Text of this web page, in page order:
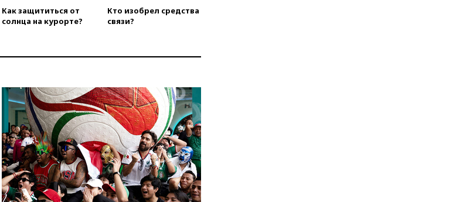
вчера, 20:00 СК возбудил дело
России
фигуристкам Валиевой и
Трусовой
вчера, 19:35Зеленский
впервые совершил
официальный визит в Сербию
вчера, 19:19Россиянка
погибла во Французских
Альпах
Как защититься от
солнца на курорте?
Кто изобрел средства
связи?